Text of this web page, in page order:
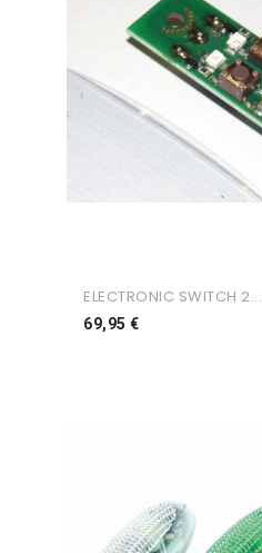
ELECTRONIC SWITCH 2...
69,95 €Preço